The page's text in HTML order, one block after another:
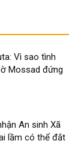
Vì sao tình
Mossad đứng
An sinh Xã
lầm có thể đắt